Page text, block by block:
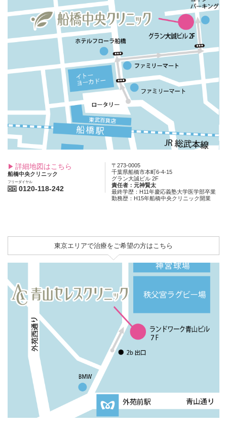
詳細地図はこちら
船橋中央クリニック
フリーダイヤル
0120-118-242
〒273-0005
千葉県船橋市本町6-4-15
グラン大誠ビル 2F
責任者：元神賢太
最終学歴：H11年慶応義塾大学医学部卒業
勤務歴：H15年船橋中央クリニック開業
東京エリアで治療をご希望の方はこちら